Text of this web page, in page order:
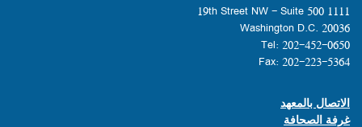
1111 19th Street NW - Suite 500
Washington D.C. 20036
Tel: 202-452-0650
Fax: 202-223-5364
Footer contact links
الاتصال بالمعهد
غرفة الصحافة